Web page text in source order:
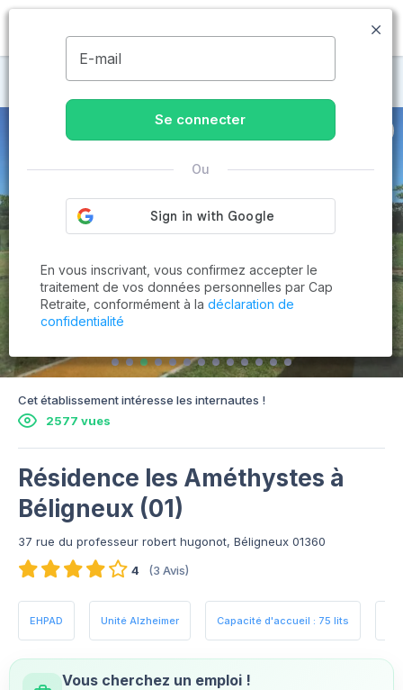
MENU
Maisons de retraite à Béligneux
Cet établissement intéresse les internautes !
2577 vues
Résidence les Améthystes à
Béligneux (01)
37 rue du professeur robert hugonot, Béligneux 01360
4
(3 Avis)
EHPAD Unité Alzheimer Capacité d'accueil : 75 lits
Vous cherchez un emploi !
E-mail
Se connecter
Ou
En vous inscrivant, vous confirmez accepter le
traitement de vos données personnelles par Cap
Retraite, conformément à la déclaration de
confidentialité